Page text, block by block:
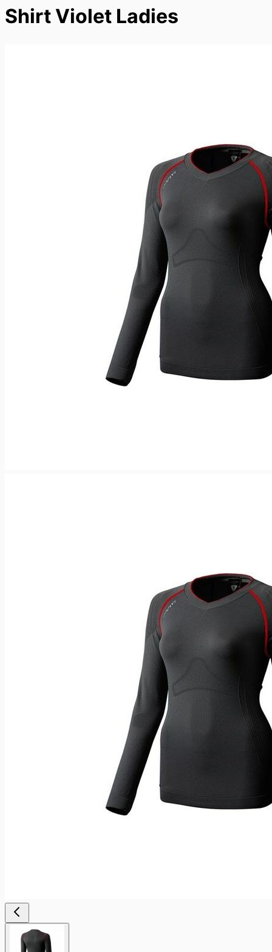
Shirt Violet Ladies
larger
image